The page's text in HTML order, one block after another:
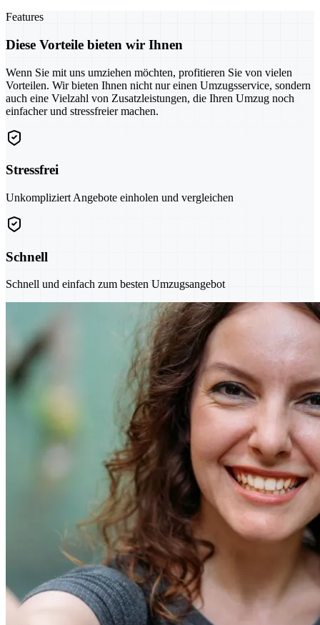
Features
Diese Vorteile bieten wir Ihnen
Wenn Sie mit uns umziehen möchten, profitieren Sie von vielen
Vorteilen. Wir bieten Ihnen nicht nur einen Umzugsservice, sondern
auch eine Vielzahl von Zusatzleistungen, die Ihren Umzug noch
einfacher und stressfreier machen.
Stressfrei
Unkompliziert Angebote einholen und vergleichen
Schnell
Schnell und einfach zum besten Umzugsangebot